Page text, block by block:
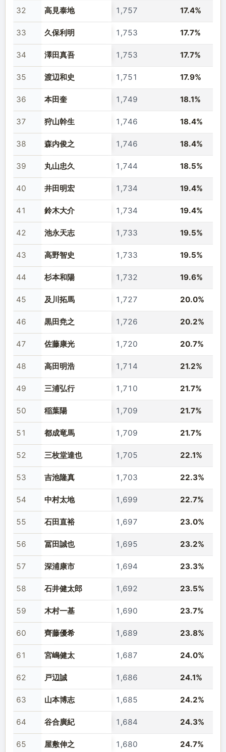
32 高見泰地 1,757 17.4%
33 久保利明 1,753 17.7%
34 澤田真吾 1,753 17.7%
35 渡辺和史 1,751 17.9%
36 本田奎 1,749 18.1%
37 狩山幹生 1,746 18.4%
38 森内俊之 1,746 18.4%
39 丸山忠久 1,744 18.5%
40 井田明宏 1,734 19.4%
41 鈴木大介 1,734 19.4%
42 池永天志 1,733 19.5%
43 高野智史 1,733 19.5%
44 杉本和陽 1,732 19.6%
45 及川拓馬 1,727 20.0%
46 黒田尭之 1,726 20.2%
47 佐藤康光 1,720 20.7%
48 高田明浩 1,714 21.2%
49 三浦弘行 1,710 21.7%
50 稲葉陽 1,709 21.7%
51 都成竜馬 1,709 21.7%
52 三枚堂達也 1,705 22.1%
53 吉池隆真 1,703 22.3%
54 中村太地 1,699 22.7%
55 石田直裕 1,697 23.0%
56 冨田誠也 1,695 23.2%
57 深浦康市 1,694 23.3%
58 石井健太郎 1,692 23.5%
59 木村一基 1,690 23.7%
60 齊藤優希 1,689 23.8%
61 宮嶋健太 1,687 24.0%
62 戸辺誠 1,686 24.1%
63 山本博志 1,685 24.2%
64 谷合廣紀 1,684 24.3%
65 屋敷伸之 1,680 24.7%